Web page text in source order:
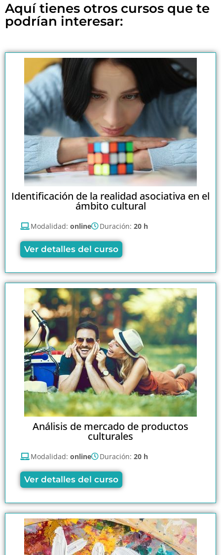
Aquí tienes otros cursos que te
podrían interesar:
Identificación de la realidad asociativa en el
ámbito cultural
Modalidad: online Duración: 20 h
Ver detalles del curso
Análisis de mercado de productos
culturales
Modalidad: online Duración: 20 h
Ver detalles del curso